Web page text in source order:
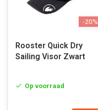
-20%
Rooster Quick Dry
Sailing Visor Zwart
Op voorraad